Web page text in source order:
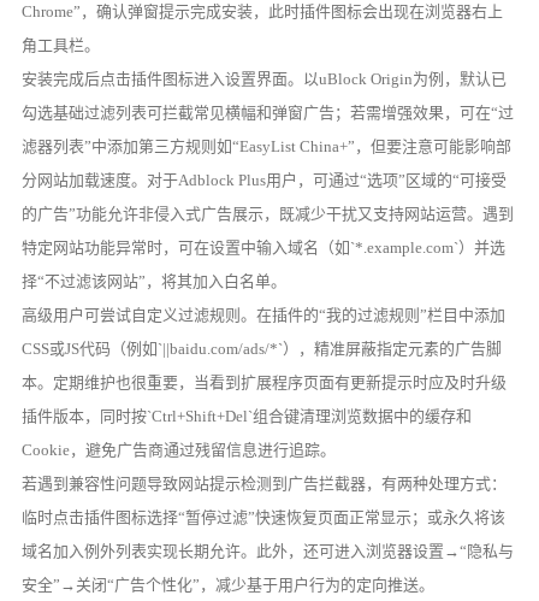
Chrome”，确认弹窗提示完成安装，此时插件图标会出现在浏览器右上
角工具栏。
安装完成后点击插件图标进入设置界面。以uBlock Origin为例，默认已
勾选基础过滤列表可拦截常见横幅和弹窗广告；若需增强效果，可在“过
滤器列表”中添加第三方规则如“EasyList China+”，但要注意可能影响部
分网站加载速度。对于Adblock Plus用户，可通过“选项”区域的“可接受
的广告”功能允许非侵入式广告展示，既减少干扰又支持网站运营。遇到
特定网站功能异常时，可在设置中输入域名（如`*.example.com`）并选
择“不过滤该网站”，将其加入白名单。
高级用户可尝试自定义过滤规则。在插件的“我的过滤规则”栏目中添加
CSS或JS代码（例如`||baidu.com/ads/*`），精准屏蔽指定元素的广告脚
本。定期维护也很重要，当看到扩展程序页面有更新提示时应及时升级
插件版本，同时按`Ctrl+Shift+Del`组合键清理浏览数据中的缓存和
Cookie，避免广告商通过残留信息进行追踪。
若遇到兼容性问题导致网站提示检测到广告拦截器，有两种处理方式：
临时点击插件图标选择“暂停过滤”快速恢复页面正常显示；或永久将该
域名加入例外列表实现长期允许。此外，还可进入浏览器设置→“隐私与
安全”→关闭“广告个性化”，减少基于用户行为的定向推送。